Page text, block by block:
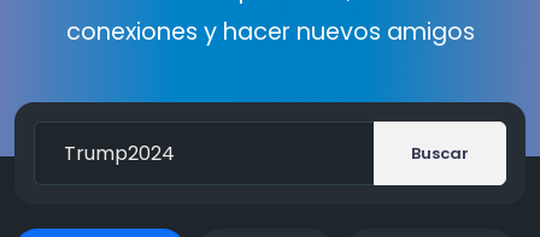
conexiones y hacer nuevos amigos
Buscar